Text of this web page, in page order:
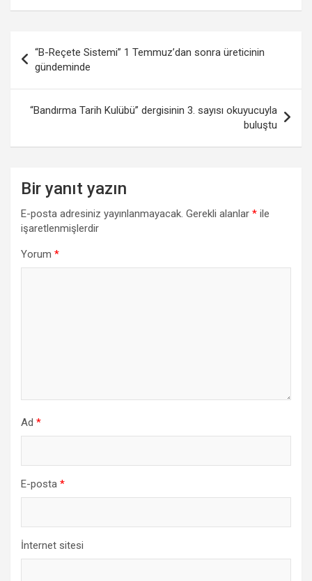
gezinmesi
“B-Reçete Sistemi” 1 Temmuz’dan sonra üreticinin
gündeminde
“Bandırma Tarih Kulübü” dergisinin 3. sayısı okuyucuyla
buluştu
Bir yanıt yazın
E-posta adresiniz yayınlanmayacak. Gerekli alanlar * ile
işaretlenmişlerdir
Yorum *
Ad *
E-posta *
İnternet sitesi